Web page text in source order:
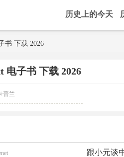
历史上的今天
书 下载 2026
电子书 下载 2026
普兰
跟小元谈